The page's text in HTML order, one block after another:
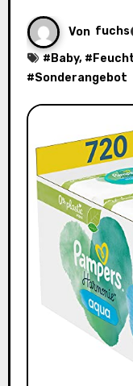
Von fuchs
# Baby, #
#Sonderangebot